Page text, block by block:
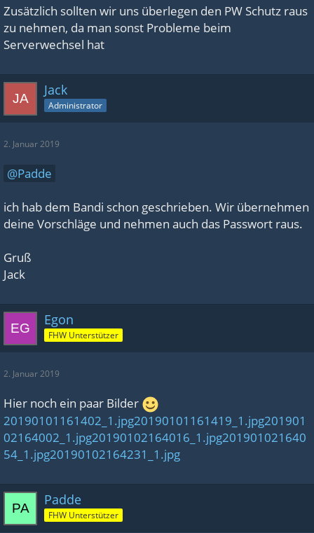
6.0
PerLevelStatsMultiplier_Player[3]=
6.0
6.0
PerLevelStatsMultiplier_Player[5]=
PerLevelStatsMultiplier_Player[6]=
PerLevelStatsMultiplier_Player[8]=
6.0
6.0
PerLevelStatsMultiplier_Player[11]=
6.0
OverridePlayerLevelEngramPoints=12
OverridePlayerLevelEngramPoints=12
OverridePlayerLevelEngramPoints=12
OverridePlayerLevelEngramPoints=12
OverridePlayerLevelEngramPoints=12
OverridePlayerLevelEngramPoints=12
OverridePlayerLevelEngramPoints=12
Zusätzlich sollten wir uns überlegen den PW Schutz raus
zu nehmen, da man sonst Probleme beim
Serverwechsel hat
Jack
Administrator
2. Januar 2019
Padde
ich hab dem Bandi schon geschrieben. Wir übernehmen
deine Vorschläge und nehmen auch das Passwort raus.
Gruß
Jack
Egon
FHW Unterstützer
2. Januar 2019
Hier noch ein paar Bilder
20190101161402_1.jpg20190101161419_1.jpg201901
02164002_1.jpg20190102164016_1.jpg201901021640
54_1.jpg20190102164231_1.jpg
Padde
FHW Unterstützer